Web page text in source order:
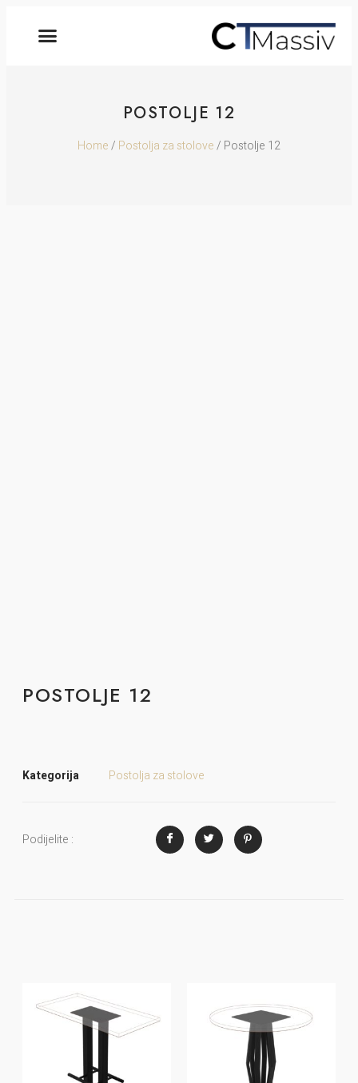
POSTOLJE 12
Home/ Postolja za stolove/ Postolje 12
POSTOLJE 12
Kategorija Postolja za stolove
Podijelite :